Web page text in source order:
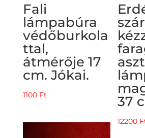
Fali
lámpabúra
védőburkola
ttal,
átmérője 17
cm. Jókai.
1100 Ft
37
12200